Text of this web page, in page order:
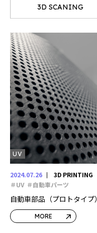
3D SCANING
UV
2024.07.26
3D PRINTING
＃UV ＃自動車パーツ
自動車部品（プロトタイプ）
MORE